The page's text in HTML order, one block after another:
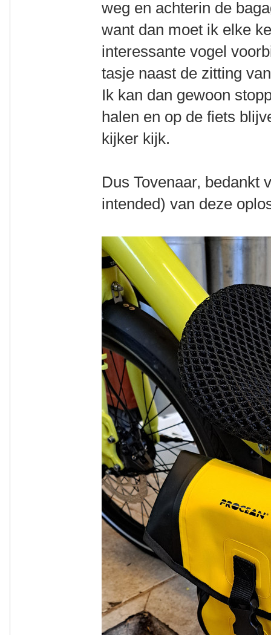
weg en achterin de
want dan moet ik elke
interessante vogel
tasje naast de zitting
Ik kan dan gewoon
halen en op de fiets
kijker kijk.
Dus Tovenaar, bedankt
intended) van deze